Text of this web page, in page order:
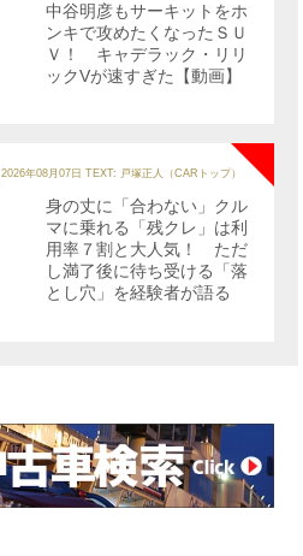
中谷明彦もサーキットをホ
ンキで攻めたくなったＳＵ
Ｖ！ キャデラック・リリ
ックVが速すぎた【動画】
2026年08月07日 TEXT: 戸塚正人（CARトップ）
身の丈に「合わない」クル
マに乗れる「残クレ」は利
用率７割と大人気！ ただ
し満了後に待ち受ける「落
とし穴」を経験者が語る